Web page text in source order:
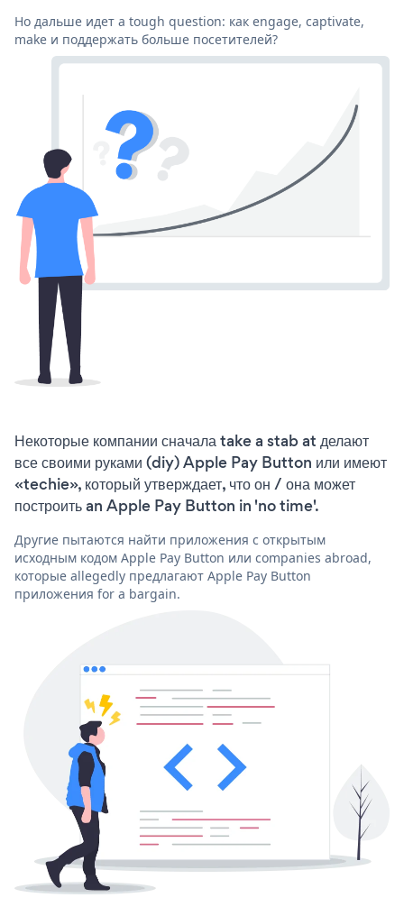
Но дальше идет a tough question: как engage, captivate,
make и поддержать больше посетителей?
Некоторые компании сначала take a stab at делают
все своими руками (diy) Apple Pay Button или имеют
«techie», который утверждает, что он / она может
построить an Apple Pay Button in 'no time'.
Другие пытаются найти приложения с открытым
исходным кодом Apple Pay Button или companies abroad,
которые allegedly предлагают Apple Pay Button
приложения for a bargain.